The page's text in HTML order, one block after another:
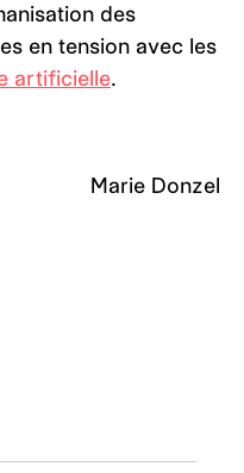
des
en tension avec les
artificielle.
Marie Donzel